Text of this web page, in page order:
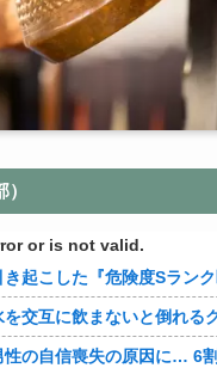
or is not valid.
危険度Sランク断層』日本のド真ん中に
を交互に飲まないと倒れる
自信喪失の原因に… 6割超が「人